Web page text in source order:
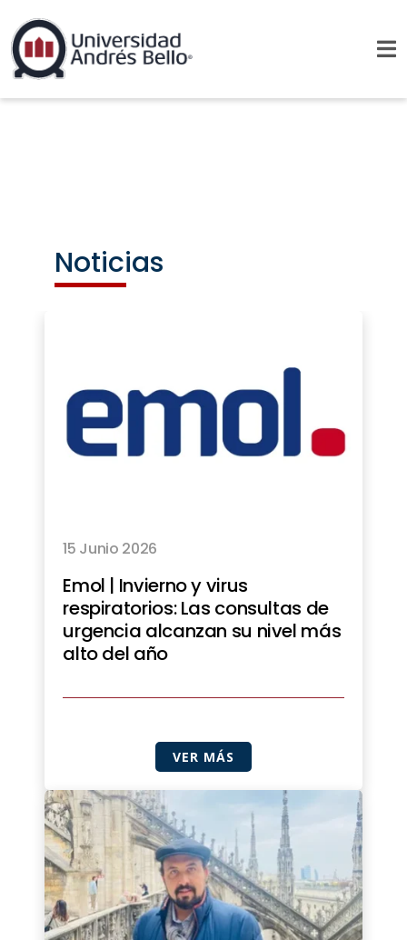
Noticias
15 Junio 2026
Emol | Invierno y virus
respiratorios: Las consultas de
urgencia alcanzan su nivel más
alto del año
VER MÁS